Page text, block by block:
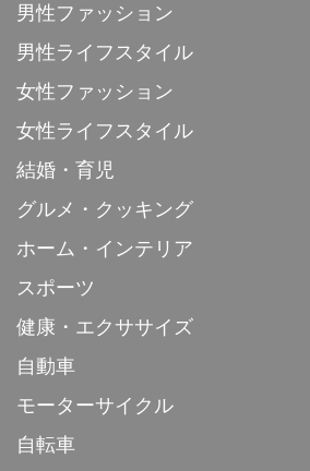
男性ファッション
男性ライフスタイル
女性ファッション
女性ライフスタイル
結婚・育児
グルメ・クッキング
ホーム・インテリア
スポーツ
健康・エクササイズ
自動車
モーターサイクル
自転車